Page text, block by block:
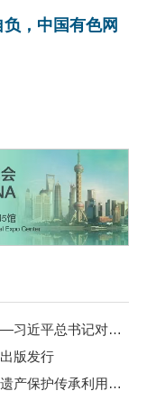
，中国有色网
让中朝传统友谊之树更加根深叶茂——习近平总书记对朝鲜进行国事访问纪实
版发行
在习近平文化思想引领下文化和自然遗产保护传承利用工作开创新局面